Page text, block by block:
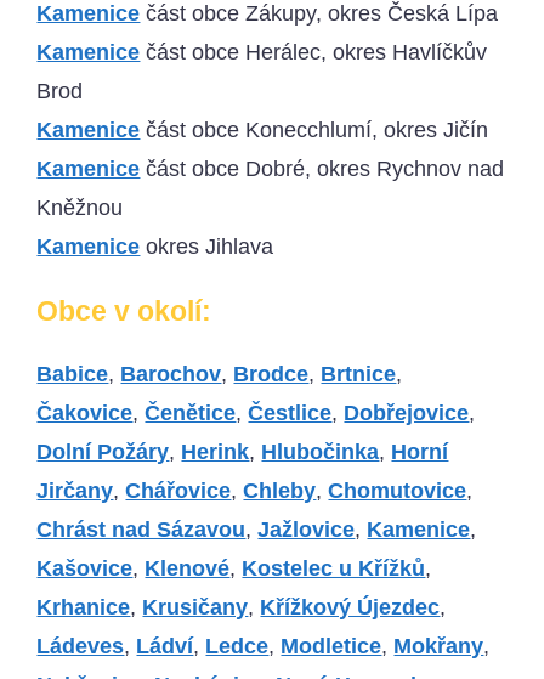
Kamenice část obce Zákupy, okres Česká Lípa
Kamenice část obce Herálec, okres Havlíčkův
Brod
Kamenice část obce Konecchlumí, okres Jičín
Kamenice část obce Dobré, okres Rychnov nad
Kněžnou
Kamenice okres Jihlava
Obce v okolí:
Babice, Barochov, Brodce, Brtnice,
Čakovice,Čenětice,Čestlice, Dobřejovice,
Dolní Požáry, Herink, Hlubočinka, Horní
Jirčany,Chářovice,Chleby,Chomutovice,
Chrást nad Sázavou,Jažlovice, Kamenice,
Kašovice, Klenové, Kostelec u Křížků,
Krhanice, Krusičany, Křížkový Újezdec,
Ládeves, Ládví, Ledce, Modletice, Mokřany,